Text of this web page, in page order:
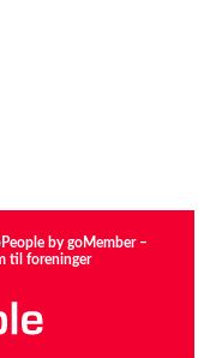
by goMember –
til foreninger